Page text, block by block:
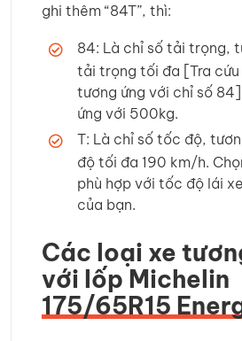
ghi thêm “84T”, thì:
84: Là chỉ số tải trọng,
tải trọng tối đa [Tra
tương ứng với chỉ số
ứng với 500kg.
T: Là chỉ số tốc độ,
độ tối đa 190 km/h.
phù hợp với tốc độ lái
của bạn.
Các loại xe
với lốp Michelin
175/65R15